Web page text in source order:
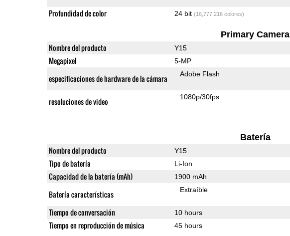
Profundidad de color 24 bit (16,777,216 colores)
Primary Camera
Nombre del producto Y15
Megapixel 5-MP
especificaciones de hardware de la cámara Adobe Flash
resoluciones de video 1080p/30fps
Batería
Nombre del producto Y15
Tipo de batería Li-Ion
Capacidad de la batería (mAh) 1900 mAh
Batería características Extraíble
Tiempo de conversación 10 hours
Tiempo en reproducción de música 45 hours